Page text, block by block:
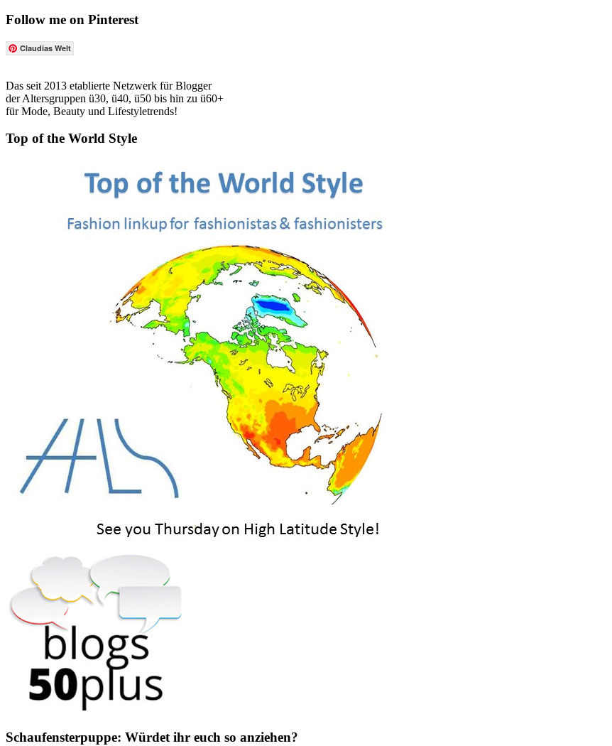
Follow me on Pinterest
Claudias Welt
Das seit 2013 etablierte Netzwerk für Blogger
der Altersgruppen ü30, ü40, ü50 bis hin zu ü60+
für Mode, Beauty und Lifestyletrends!
Top of the World Style
Schaufensterpuppe: Würdet ihr euch so anziehen?